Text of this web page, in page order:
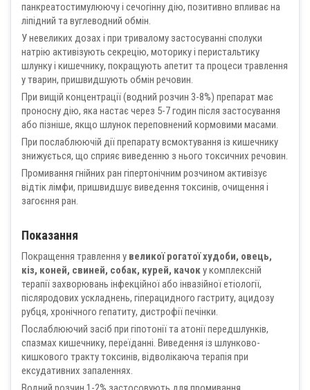
панкреатостимулюючу і сечогінну дію, позитивно впливає на
ліпідний та вуглеводний обмін.
У невеликих дозах і при тривалому застосуванні сполуки
натрію активізують секрецію, моторику і перистальтику
шлунку і кишечнику, покращують апетит та процеси травлення
у тварин, пришвидшують обмін речовин.
При вищій концентрації (водний розчин 3-8%) препарат має
проносну дію, яка настає через 5-7 годин після застосування
або пізніше, якщо шлунок переповнений кормовими масами.
При послаблюючій дії препарату всмоктування із кишечнику
знижується, що сприяє виведенню з нього токсичних речовин.
Промивання гнійних ран гіпертонічним розчином активізує
відтік лімфи, пришвидшує виведення токсинів, очищення і
загоєння ран.
Показання
Покращення травлення у великої рогатої худоби, овець,
кіз, коней, свиней, собак, курей, качоку комплексній
терапії захворювань інфекційної або інвазійної етіології,
післяродових ускладнень, гіперацидного гастриту, ацидозу
рубця, хронічного гепатиту, дистрофії печінки.
Послаблюючий засіб при гіпотонії та атонії передшлунків,
спазмах кишечнику, переїданні. Виведення із шлунково-
кишкового тракту токсинів, відволікаюча терапія при
ексудативних запаленнях.